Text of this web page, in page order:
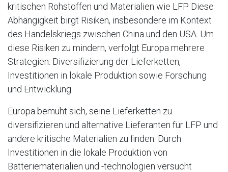
kritischen Rohstoffen und Materialien wie LFP. Diese
Abhängigkeit birgt Risiken, insbesondere im Kontext
des Handelskriegs zwischen China und den USA. Um
diese Risiken zu mindern, verfolgt Europa mehrere
Strategien: Diversifizierung der Lieferketten,
Investitionen in lokale Produktion sowie Forschung
und Entwicklung.
Europa bemüht sich, seine Lieferketten zu
diversifizieren und alternative Lieferanten für LFP und
andere kritische Materialien zu finden. Durch
Investitionen in die lokale Produktion von
Batteriematerialien und -technologien versucht